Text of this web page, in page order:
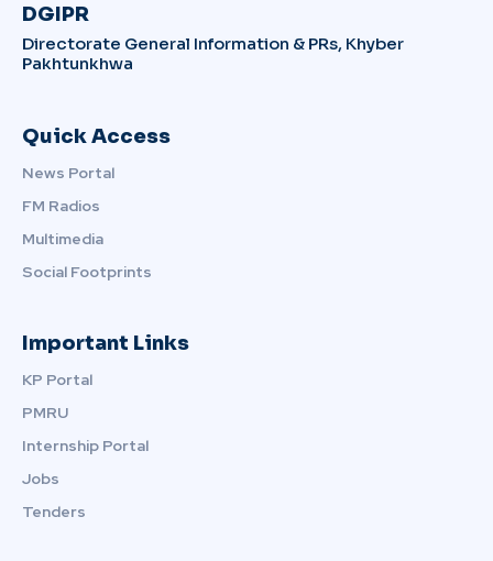
DGIPR
Directorate General Information & PRs, Khyber
Pakhtunkhwa
Quick Access
News Portal
FM Radios
Multimedia
Social Footprints
Important Links
KP Portal
PMRU
Internship Portal
Jobs
Tenders